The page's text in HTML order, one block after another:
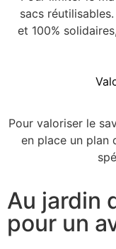
sacs
et 100%
Pour valoriser le
en place un plan
Au jardin
pour un